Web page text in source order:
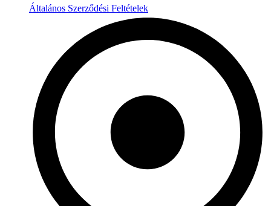
Általános Szerződési Feltételek